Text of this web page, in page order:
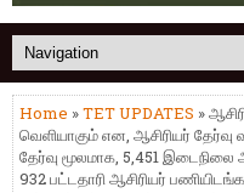
Home »TET UPDATES »
வெளியாகும் என, ஆசிரியர் தேர்வு
தேர்வு மூலமாக, 5,451 இடைநிலை
932 பட்டதாரி ஆசிரியர்